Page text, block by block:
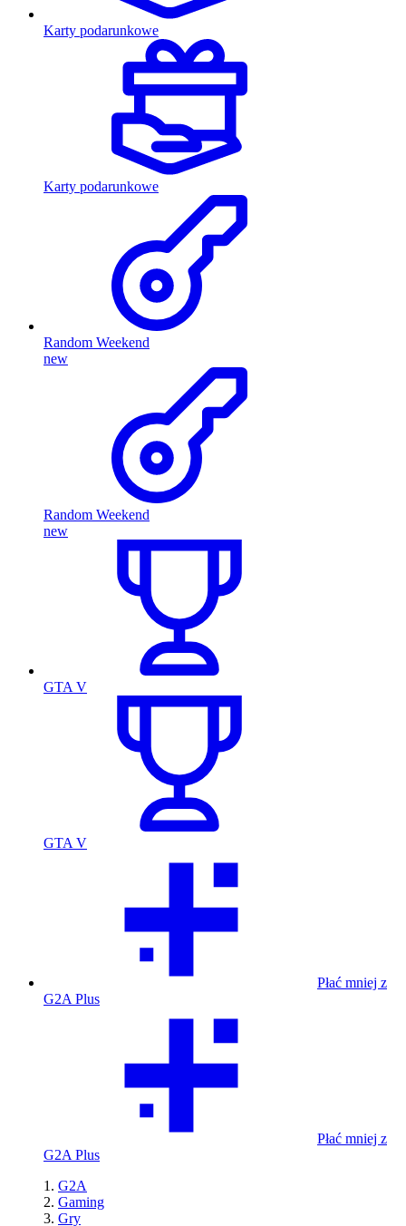
Karty podarunkowe
Karty podarunkowe
Random Weekend
new
Random Weekend
new
GTA V
GTA V
Płać mniej z
G2A Plus
Płać mniej z
G2A Plus
G2A
Gaming
Gry